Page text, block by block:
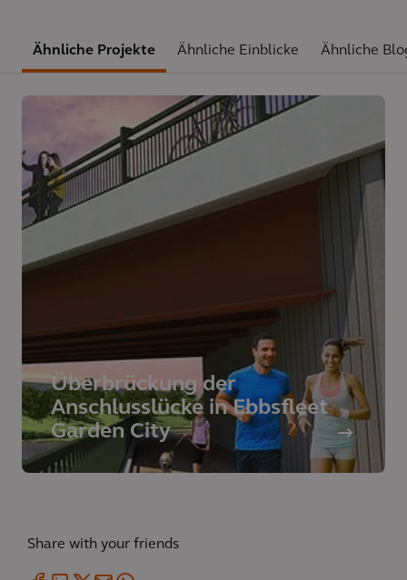
Ähnliche Projekte Ähnliche Einblicke Ähnliche
Überbrückung der
Anschlusslücke in Ebbsfleet
Garden City
Share with your friends